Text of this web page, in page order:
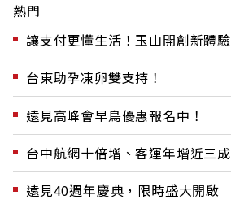
熱門
讓支付更懂生活！玉山開創新體驗
台東助孕凍卵雙支持！
遠見高峰會早鳥優惠報名中！
台中航網十倍增、客運年增近三成
遠見40週年慶典，限時盛大開啟